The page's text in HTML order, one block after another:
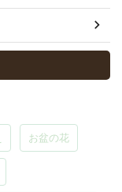
お盆の花